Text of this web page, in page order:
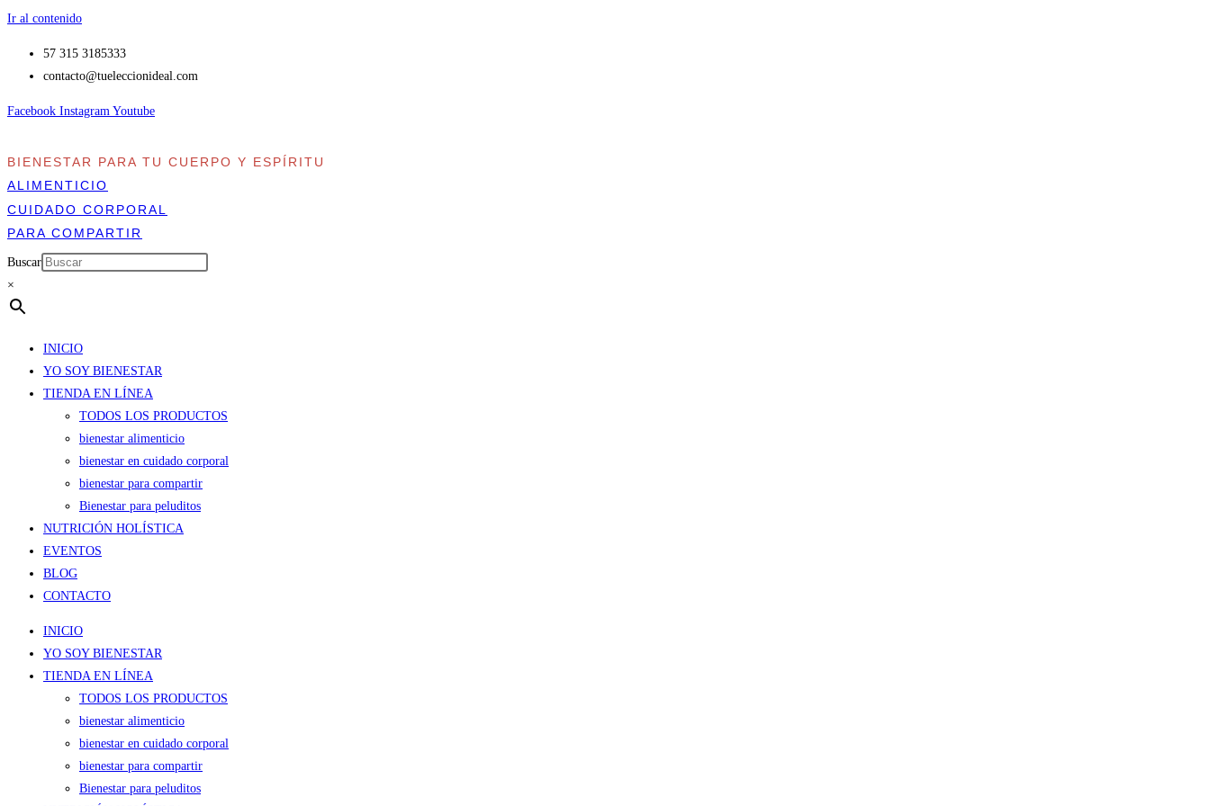
Ir al contenido
57 315 3185333
contacto​@tueleccionideal.com
Facebook Instagram Youtube
BIENESTAR PARA TU CUERPO Y ESPÍRITU
ALIMENTICIO
CUIDADO CORPORAL
PARA COMPARTIR
Buscar
×
INICIO
YO SOY BIENESTAR
TIENDA EN LÍNEA
TODOS LOS PRODUCTOS
bienestar alimenticio
bienestar en cuidado corporal
bienestar para compartir
Bienestar para peluditos
NUTRICIÓN HOLÍSTICA
EVENTOS
BLOG
CONTACTO
INICIO
YO SOY BIENESTAR
TIENDA EN LÍNEA
TODOS LOS PRODUCTOS
bienestar alimenticio
bienestar en cuidado corporal
bienestar para compartir
Bienestar para peluditos